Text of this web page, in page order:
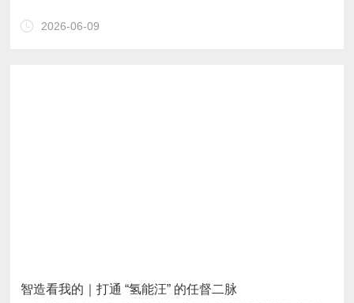
2026-06-09
智造看我的｜打通 “氢能汪” 的任督二脉